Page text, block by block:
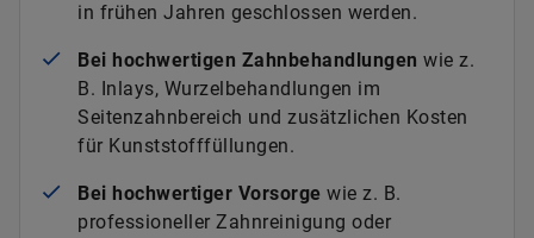
in frühen Jahren geschlossen werden.
Bei hochwertigen Zahnbehandlungen wie z.
B. Inlays, Wurzelbehandlungen im
Seitenzahnbereich und zusätzlichen Kosten
für Kunststofffüllungen.
Bei hochwertiger Vorsorge wie z. B.
professioneller Zahnreinigung oder